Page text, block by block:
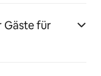
Gäste für